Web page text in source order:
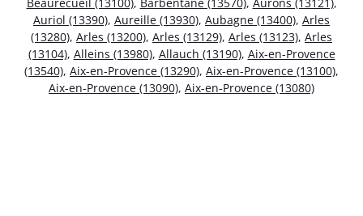
Auriol (13390), Aureille (13930), Aubagne (13400), Arles
(13280), Arles (13200), Arles (13129), Arles (13123), Arles
(13104), Alleins (13980), Allauch (13190), Aix-en-Provence
(13540), Aix-en-Provence (13290), Aix-en-Provence (13100),
Aix-en-Provence (13090), Aix-en-Provence (13080)